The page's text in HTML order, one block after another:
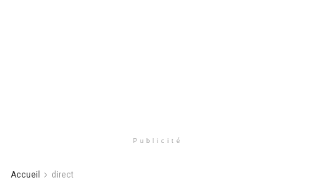
Publicité
Accueil direct